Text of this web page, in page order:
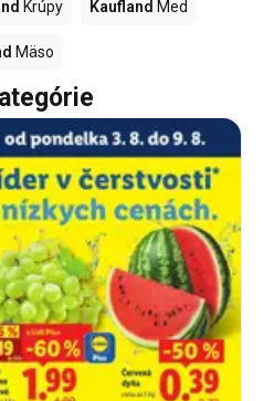
Krúpy Kaufland Med
Mäso